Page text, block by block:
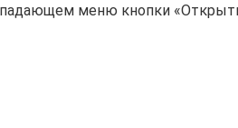
меню кнопки